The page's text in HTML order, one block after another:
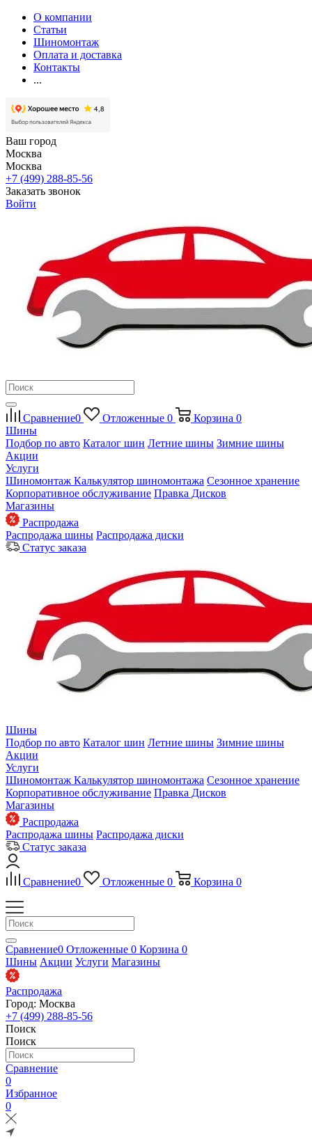
О компании
Статьи
Шиномонтаж
Оплата и доставка
Контакты
...
Ваш город
Москва
Москва
+7 (499) 288-85-56
Заказать звонок
Войти
Сравнение0 Отложенные 0 Корзина 0
Шины
Подбор по авто Каталог шин Летние шины Зимние шины
Акции
Услуги
Шиномонтаж Калькулятор шиномонтажа Сезонное хранение
Корпоративное обслуживание Правка Дисков
Магазины
Распродажа
Распродажа шины Распродажа диски
Статус заказа
Шины
Подбор по авто Каталог шин Летние шины Зимние шины
Акции
Услуги
Шиномонтаж Калькулятор шиномонтажа Сезонное хранение
Корпоративное обслуживание Правка Дисков
Магазины
Распродажа
Распродажа шины Распродажа диски
Статус заказа
Сравнение0 Отложенные 0 Корзина 0
Сравнение0 Отложенные 0 Корзина 0
Шины Акции Услуги Магазины
Распродажа
Город: Москва
+7 (499) 288-85-56
Поиск
Поиск
Сравнение
0
Избранное
0